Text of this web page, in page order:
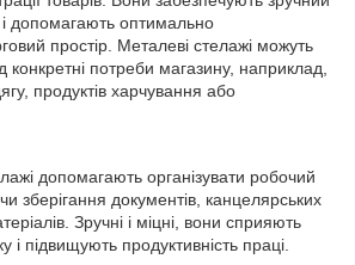
і допомагають оптимально
простір. Металеві стелажі можуть
конкретні потреби магазину, наприклад,
продуктів харчування або
допомагають організувати робочий
зберігання документів, канцелярських
Зручні і міцні, вони сприяють
і підвищують продуктивність праці.